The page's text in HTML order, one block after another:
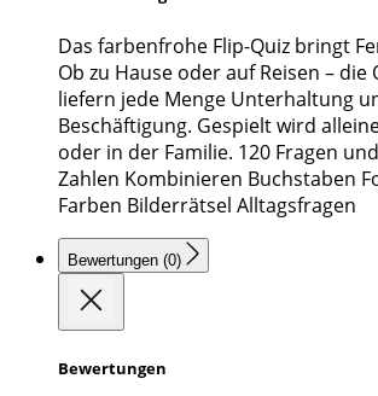
Das farbenfrohe Flip-Quiz bringt
Ob zu Hause oder auf Reisen – die
liefern jede Menge Unterhaltung
Beschäftigung. Gespielt wird
oder in der Familie. 120 Fragen
Zahlen Kombinieren Buchstaben
Farben Bilderrätsel Alltagsfragen
Bewertungen (0)
Bewertungen